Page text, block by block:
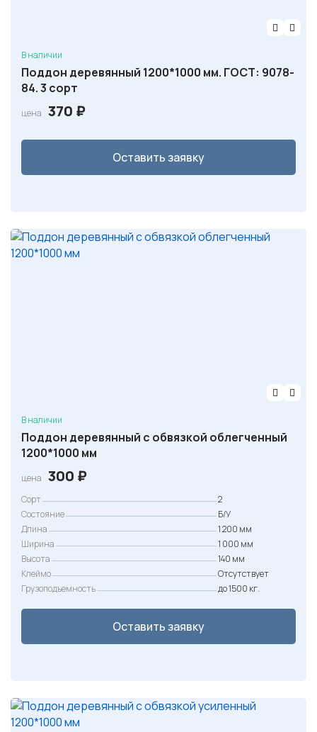
В наличии
Поддон деревянный 1200*1000 мм. ГОСТ: 9078-
84. 3 сорт
цена 370 ₽
Оставить заявку
В наличии
Поддон деревянный с обвязкой облегченный
1200*1000 мм
цена 300 ₽
Сорт
2
Состояние
Б/У
Длина
1 200 мм
Ширина
1 000 мм
Высота
140 мм
Клеймо
Отсутствует
Грузоподъемность
до 1500 кг.
Оставить заявку